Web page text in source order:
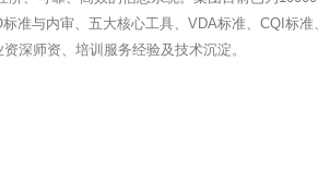
准与内审、五大核心工具、VDA标准、CQI标准
深师资、培训服务经验及技术沉淀。